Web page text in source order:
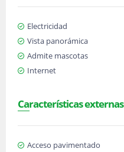
Electricidad
Vista panorámica
Admite mascotas
Internet
Características externas
Acceso pavimentado